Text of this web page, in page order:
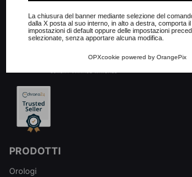
Consulta l'informativa cookie
La chiusura del banner mediante selezione del
dalla X posta al suo interno, in alto a destra, comporta
impostazioni di default oppure delle impostazioni
selezionate, senza apportare alcuna modifica.
OPXcookie powered by OrangePix
PRODOTTI
Orologi